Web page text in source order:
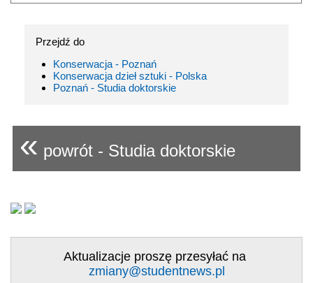
Przejdź do
Konserwacja - Poznań
Konserwacja dzieł sztuki - Polska
Poznań - Studia doktorskie
« powrót - Studia doktorskie
Aktualizacje proszę przesyłać na
zmiany@studentnews.pl